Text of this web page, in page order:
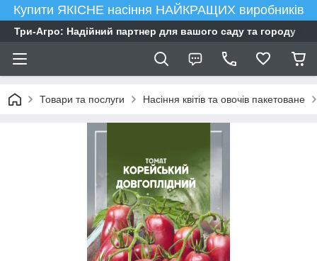
Купити ЯКІСНЕ насіння НАЙКРАЩИХ виробників
Три-Агро: Надійний партнер для вашого саду та городу
Товари та послуги Насіння квітів та овочів пакетоване